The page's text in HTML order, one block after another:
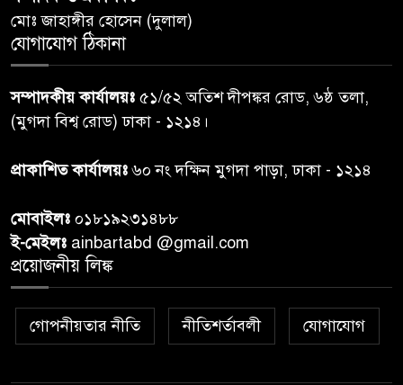
পেশ
তদন্ত শেষ পর্যায়ে, দ্রুত চার্জশিট
৭
রাতের মধ্যে ঢাকাসহ ১০ অঞ্চলে
ঝড়বৃষ্টির পূর্বাভাস
৮
প্রধানমন্ত্রীর সঙ্গে দেখা করে স্বপ্নপূরণ
উপহার
৯
২০ আগস্ট রাষ্ট্রপতি নির্বাচন,
১০
মোঃ জাহাঙ্গীর হোসেন (দুলাল)
যোগাযোগ ঠিকানা
সম্পাদকীয় কার্যালয়ঃ ৫১/৫২ অতিশ দীপঙ্কর রোড, ৬ষ্ঠ তলা,
(মুগদা বিশ্ব রোড) ঢাকা - ১২১৪।
প্রাকাশিত কার্যালয়ঃ৬০ নং দক্ষিন মুগদা পাড়া, ঢাকা - ১২১৪
মোবাইলঃ ০১৮১৯২৩১৪৮৮
ই-মেইলঃ ainbartabd @gmail.com
প্রয়োজনীয় লিঙ্ক
গোপনীয়তার নীতি নীতিশর্তাবলী যোগাযোগ